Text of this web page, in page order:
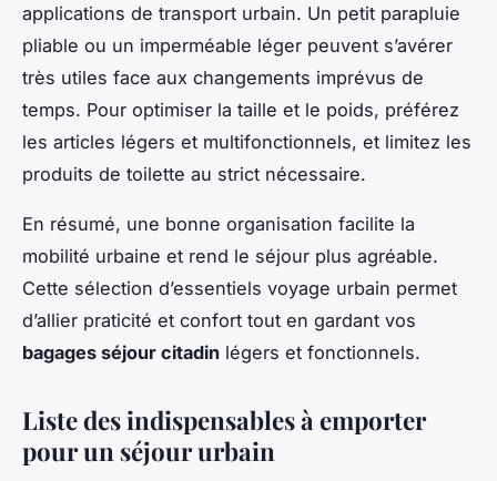
applications de transport urbain. Un petit parapluie
pliable ou un imperméable léger peuvent s’avérer
très utiles face aux changements imprévus de
temps. Pour optimiser la taille et le poids, préférez
les articles légers et multifonctionnels, et limitez les
produits de toilette au strict nécessaire.
En résumé, une bonne organisation facilite la
mobilité urbaine et rend le séjour plus agréable.
Cette sélection d’essentiels voyage urbain permet
d’allier praticité et confort tout en gardant vos
bagages séjour citadin légers et fonctionnels.
Liste des indispensables à emporter
pour un séjour urbain